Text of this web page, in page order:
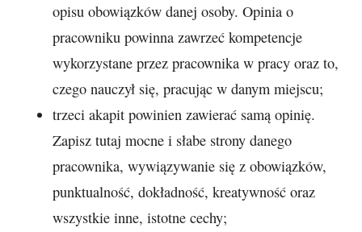
opisu obowiązków danej osoby. Opinia o
pracowniku powinna zawrzeć kompetencje
wykorzystane przez pracownika w pracy oraz to,
czego nauczył się, pracując w danym miejscu;
trzeci akapit powinien zawierać samą opinię.
Zapisz tutaj mocne i słabe strony danego
pracownika, wywiązywanie się z obowiązków,
punktualność, dokładność, kreatywność oraz
wszystkie inne, istotne cechy;